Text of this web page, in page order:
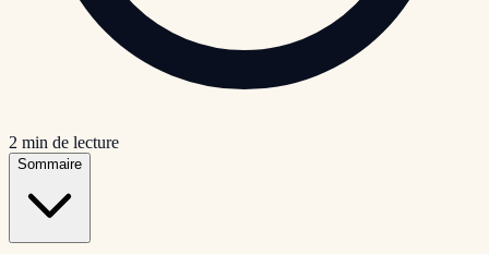
2 min de lecture
Sommaire